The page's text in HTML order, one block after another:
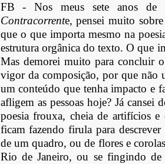
FB -Nos meus sete anos
Contracorrente, pensei muito
que o que importa mesmo na
estrutura orgânica do texto. O que
Mas demorei muito para concluir
vigor da composição, por que não
um conteúdo que tenha impacto e
afligem as pessoas hoje? Já cansei
poesia frouxa, cheia de artifícios
ficam fazendo firula para
de um quadro, ou de flores e
Rio de Janeiro, ou se fingindo